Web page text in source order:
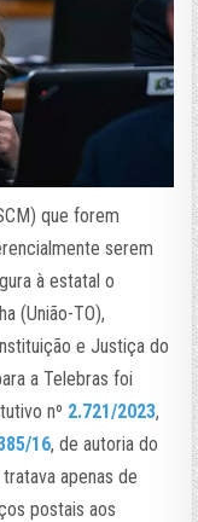
que forem
serem
à estatal o
(União-TO),
e Justiça do
a Telebras foi
nº 2.721/2023,
16, de autoria do
apenas de
postais aos